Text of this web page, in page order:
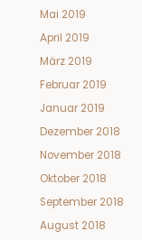
Mai 2019
April 2019
März 2019
Februar 2019
Januar 2019
Dezember 2018
November 2018
Oktober 2018
September 2018
August 2018